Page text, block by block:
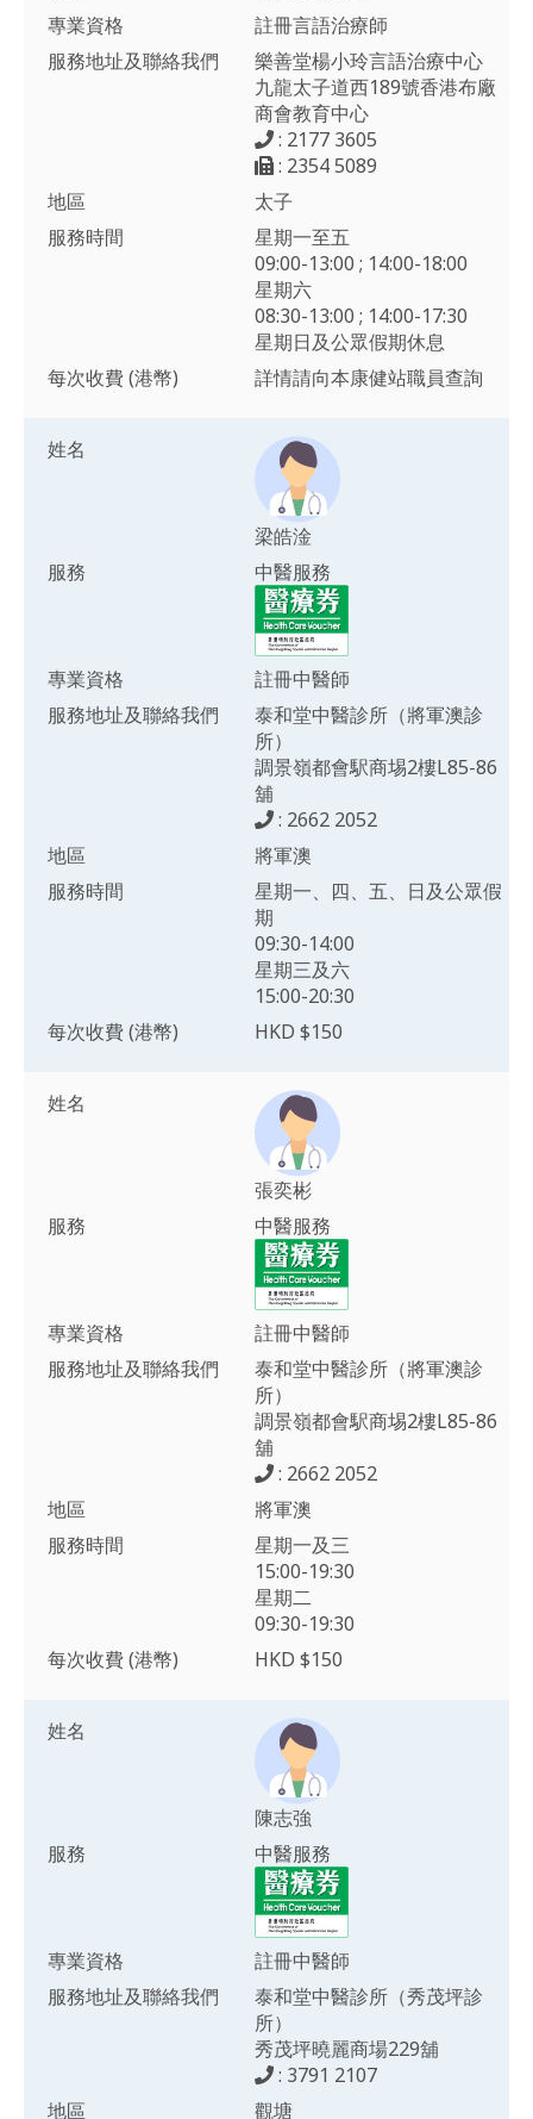
專業資格
註冊言語治療師
服務地址及聯絡我們
樂善堂楊小玲言語治療中心
九龍太子道西189號香港布廠
商會教育中心
: 2177 3605
: 2354 5089
地區
太子
服務時間
星期一至五
09:00-13:00 ; 14:00-18:00
星期六
08:30-13:00 ; 14:00-17:30
星期日及公眾假期休息
每次收費 (港幣)
詳情請向本康健站職員查詢
姓名
梁皓淦
服務
中醫服務
專業資格
註冊中醫師
服務地址及聯絡我們
泰和堂中醫診所（將軍澳診
所）
調景嶺都會駅商埸2樓L85-86
舖
: 2662 2052
地區
將軍澳
服務時間
星期一、四、五、日及公眾假
期
09:30-14:00
星期三及六
15:00-20:30
每次收費 (港幣)
HKD $150
姓名
張奕彬
服務
中醫服務
專業資格
註冊中醫師
服務地址及聯絡我們
泰和堂中醫診所（將軍澳診
所）
調景嶺都會駅商埸2樓L85-86
舖
: 2662 2052
地區
將軍澳
服務時間
星期一及三
15:00-19:30
星期二
09:30-19:30
每次收費 (港幣)
HKD $150
姓名
陳志強
服務
中醫服務
專業資格
註冊中醫師
服務地址及聯絡我們
泰和堂中醫診所（秀茂坪診
所）
秀茂坪曉麗商場229舖
: 3791 2107
地區
觀塘